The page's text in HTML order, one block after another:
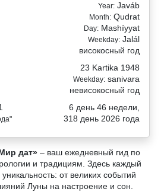
Year: Javáb
Month: Qudrat
Day: Mashíyyat
Weekday: Jalál
високосный год
23 Kartika 1948
Weekday: sanivara
невисокосный год
6 день 46 недели,
318 день 2026 года
дат» – ваш ежедневный гид по
и традициям. Здесь каждый
от великих событий
Луны на настроение и сон.